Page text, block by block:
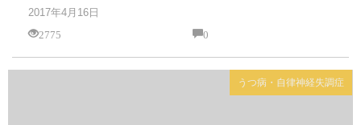
2017年4月16日
2775
0
うつ病・自律神経失調症